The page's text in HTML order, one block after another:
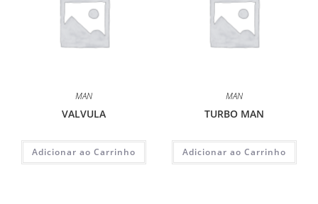
MAN
VALVULA
Adicionar ao Carrinho
MAN
TURBO MAN
Adicionar ao Carrinho